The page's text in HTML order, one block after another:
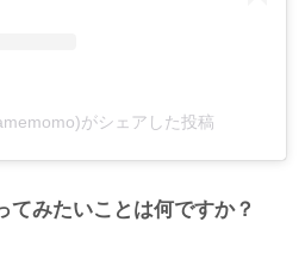
がシェアした投稿
みたいことは何ですか？